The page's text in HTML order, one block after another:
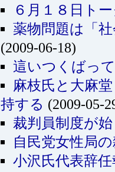
６月１８日ト
薬物問題は「
(2009-06-18)
這いつくばっ
麻枝氏と大麻
持する (2009-05-
裁判員制度が
自民党女性局
小沢氏代表辞